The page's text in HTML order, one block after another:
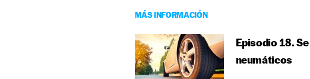
MÁS INFORMACIÓN
Episodio 18.
neumáticos